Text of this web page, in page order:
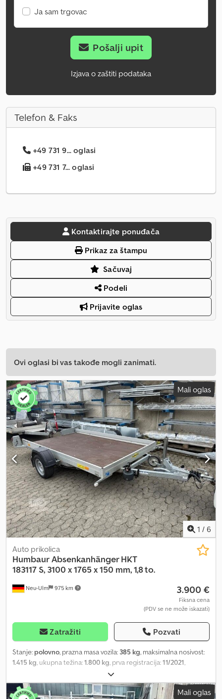
Ja sam trgovac
Pošalji upit
Izjava o zaštiti podataka
Telefon & Faks
+49 731 9... oglasi
+49 731 7... oglasi
Kontaktirajte ponuđača
Prikaz za štampu
Sačuvaj
Podeli
Prijavite oglas
Ovi oglasi bi vas takođe mogli zanimati.
Mali oglas
1 / 6
Neu-Ulm 975 km
Auto prikolica
HumbaurAbsenkanhänger HKT
183117 S, 3100 x 1765 x 150 mm, 1,8 to.
3.900 €
Fiksna cena
(PDV se ne može iskazati)
Zatražiti Pozvati
Stanje: polovno, prazna masa vozila: 385 kg, maksimalna nosivost:
1.415 kg , ukupna težina:1.800 kg , prva registracija:11/2021
04/2028, dužina tovarnog prostora:
mm, širina utovarnog prostora:1.765 mm, visina tovarnog prostora:
150 mm, zapremina tovarnog prostora:1,1 m³, boja: ostalo,
Mali oglas